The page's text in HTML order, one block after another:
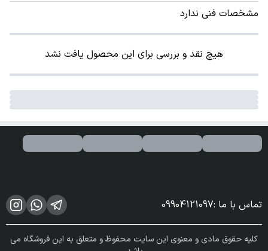
مشخصات فنی ندارد
هیچ نقد و بررسی برای این محصول یافت نشد
تماس با ما :
09904121097
کلیه حقوق مادی و معنوی این سایت محفوظ و متعلق به این فروشگاه می